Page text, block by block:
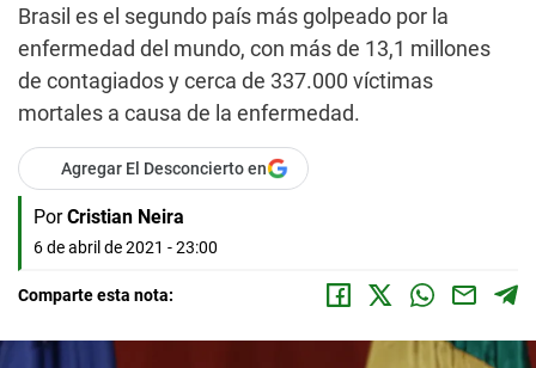
Brasil es el segundo país más golpeado por la
enfermedad del mundo, con más de 13,1 millones
de contagiados y cerca de 337.000 víctimas
mortales a causa de la enfermedad.
Agregar El Desconcierto en
Por Cristian Neira
6 de abril de 2021 - 23:00
Comparte esta nota: